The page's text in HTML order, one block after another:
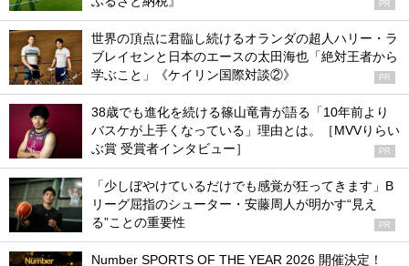
PR
世界の頂点に君臨し続けるオランダの超人ハリー・ラ
ブレイセンと日本のエースの太田海也「絶対王者から
学ぶこと」《ケイリン国際対談②》
PR
38歳でも進化を続ける篠山竜青が語る「10年前より
バスケが上手くなっている」理由とは。［MVVりらい
ぶ賞 受賞者インタビュー］
PR
「少しぼやけているだけでも感覚が狂ってきます」B
リーグ屈指のシューター・安藤周人が明かす“見え
る”ことの重要性
PR
Number SPORTS OF THE YEAR 2026 開催決定！